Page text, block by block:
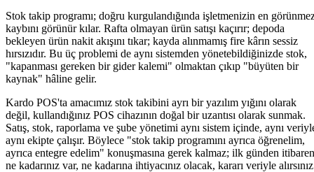
Stok takip programı; doğru kurgulandığında işletmenizin en
kaybını görünür kılar. Rafta olmayan ürün satışı kaçırır; depoda
bekleyen ürün nakit akışını tıkar; kayda alınmamış fire kârın sessiz
hırsızıdır. Bu üç problemi de aynı sistemden yönetebildiğinizde stok,
"kapanması gereken bir gider kalemi" olmaktan çıkıp "büyüten bir
kaynak" hâline gelir.
Kardo POS'ta amacımız stok takibini ayrı bir yazılım yığını olarak
değil, kullandığınız POS cihazının doğal bir uzantısı olarak sunmak.
Satış, stok, raporlama ve şube yönetimi aynı sistem içinde, aynı
aynı ekipte çalışır. Böylece "stok takip programını ayrıca öğrenelim,
ayrıca entegre edelim" konuşmasına gerek kalmaz; ilk günden itibaren
ne kadarınız var, ne kadarına ihtiyacınız olacak, kararı veriyle